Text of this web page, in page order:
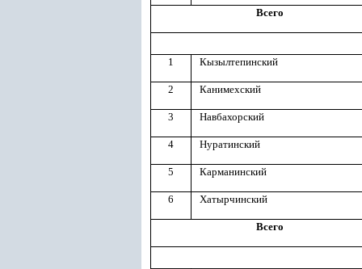
Всего
1 Кызылтепинский
2 Канимехский
3 Навбахорский
4 Нуратинский
5 Карманинский
6 Хатырчинский
Всего